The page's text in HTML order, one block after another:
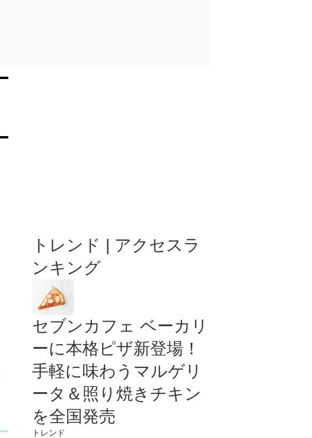
トレンド | アクセスラ
ンキング
セブンカフェ ベーカリ
ーに本格ピザ新登場！
手軽に味わうマルゲリ
ータ＆照り焼きチキン
を全国発売
トレンド